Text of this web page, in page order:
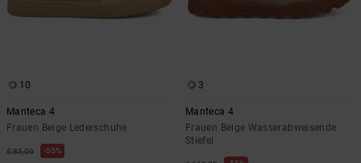
10
Manteca 4
Frauen Beige Lederschuhe
€ 85,00 55%
3
Manteca 4
Frauen Beige Wasserabweisende
Stiefel